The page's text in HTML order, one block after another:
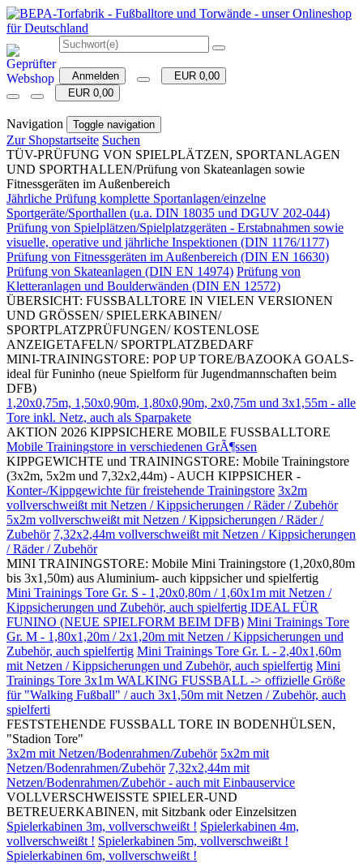
Anmelden
EUR 0,00
EUR 0,00
Navigation Toggle navigation
Zur Shopstartseite Suchen
TÜV-PRÜFUNG VON SPIELPLÄTZEN, SPORTANLAGEN
UND SPORTHALLEN/Prüfung von Skateanlagen sowie
Fitnessgeräten im Außenbereich
Jährliche Prüfung komplette Sportanlagen/einzelne
Sportgeräte/Sporthallen (u.a. DIN 18035 und DGUV 202-044)
Prüfung von Spielplätzen/Spielplatzgeräten - Erstabnahmen sowie
visuelle, operative und jährliche Inspektionen (DIN 1176/1177)
Prüfung von Fitnessgeräten im Außenbereich (DIN EN 16630)
Prüfung von Skateanlagen (DIN EN 14974) Prüfung von
Kletteranlagen und Boulderwänden (DIN EN 12572)
ÜBERSICHT: FUSSBALLTORE IN VIELEN VERSIONEN
UND GRÖSSEN/ SPIELERKABINEN/
SPORTPLATZPRÜFUNGEN/ KOSTENLOSE
ANZEIGETAFELN/ SPORTPLATZBEDARF
MINI-TRAININGSTORE: POP UP TORE/BAZOOKA GOALS-
ideal für Funinho (neue Spielform für Jugendmannschaften beim
DFB)
1,20x0,75m, 1,50x0,90m, 1,80x0,90m, 2x0,75m und 3x1,55m - alle
Tore inkl. Netz, auch als Sparpakete
AKTION 2026 KIPPSICHERE MOBILE FUSSBALLTORE
Mobile Trainingstore in verschiedenen GrÃ¶ssen
KIPPGEWICHTE und TRAININGSTORE: Mobile Trainingstore
(3x2m, 5x2m und 7,32x2,44m) - AUCH KIPPSICHER -
Konter-/Kippgewichte für freistehende Trainingstore 3x2m
vollverschweißt mit Netzen / Kippsicherungen / Räder / Zubehör
5x2m vollverschweißt mit Netzen / Kippsicherungen / Räder /
Zubehör 7,32x2,44m vollverschweißt mit Netzen / Kippsicherungen
/ Räder / Zubehör
MINI TRAININGSTORE: Mobile Mini Trainingstore (1,20x0,80m
bis 3x1,50m) aus Aluminium- auch kippsicher und spielfertig
Mini Trainings Tore Gr. S - 1,20x0,80m / 1,60x1m mit Netzen /
Kippsicherungen und Zubehör, auch spielfertig IDEAL FÜR
FUNINO (NEUE SPIELFORM BEIM DFB) Mini Trainings Tore
Gr. M - 1,80x1,20m / 2x1,20m mit Netzen / Kippsicherungen und
Zubehör, auch spielfertig Mini Trainings Tore Gr. L - 2,40x1,60m
mit Netzen / Kippsicherungen und Zubehör, auch spielfertig Mini
Trainings Tore 3x1m WALKING FUSSBALL -> offizielle Größe
für "Walking Fußball" / auch 3x1,50m mit Netzen / Zubehör, auch
spielferti
FESTSTEHENDE FUSSBALL TORE IN BODENHÜLSEN,
"Stadion Tore"
3x2m mit Netzen/Bodenrahmen/Zubehör 5x2m mit
Netzen/Bodenrahmen/Zubehör 7,32x2,44m mit
Netzen/Bodenrahmen/Zubehör - auch mit Einbauservice
VOLLVERSCHWEISSTE SPIELER-UND
BETREUERKABINEN, mit Sitzbank oder Einzelsitzen
Spielerkabinen 3m, vollverschweißt ! Spielerkabinen 4m,
vollverschweißt ! Spielerkabinen 5m, vollverschweißt !
Spielerkabinen 6m, vollverschweißt !